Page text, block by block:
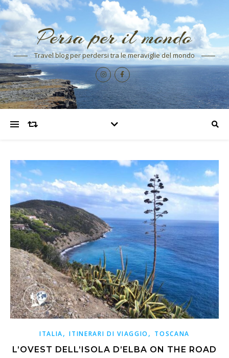
Persa per il mondo
Travel blog per perdersi tra le meraviglie del mondo
ITALIA,ITINERARI DI VIAGGIO , TOSCANA
L’OVEST DELL’ISOLA D’ELBA ON THE ROAD